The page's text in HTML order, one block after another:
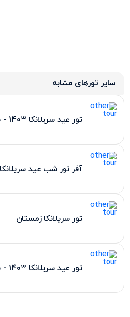
سایر تورهای مشابه
تور عید سریلانکا 1403 - نیمه اول
آفر تور شب عید سریلانکا 1403
تور سریلانکا زمستان
تور عید سریلانکا 1403 - نیمه دوم